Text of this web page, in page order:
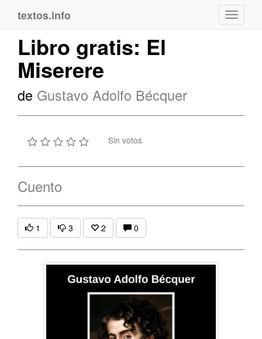
textos.info
Libro gratis: El
Miserere
de Gustavo Adolfo Bécquer
Sin votos
Cuento
1 3 2 0